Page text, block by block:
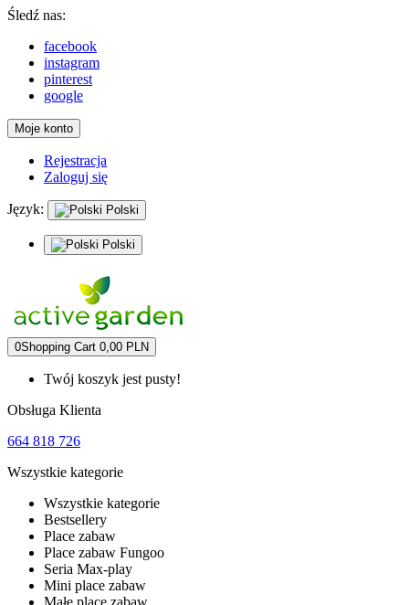
Śledź nas:
facebook
instagram
pinterest
google
Moje konto
Rejestracja
Zaloguj się
Język: Polski
Polski
0Shopping Cart 0,00 PLN
Twój koszyk jest pusty!
Obsługa Klienta
664 818 726
Wszystkie kategorie
Wszystkie kategorie
Bestsellery
Place zabaw
Place zabaw Fungoo
Seria Max-play
Mini place zabaw
Małe place zabaw